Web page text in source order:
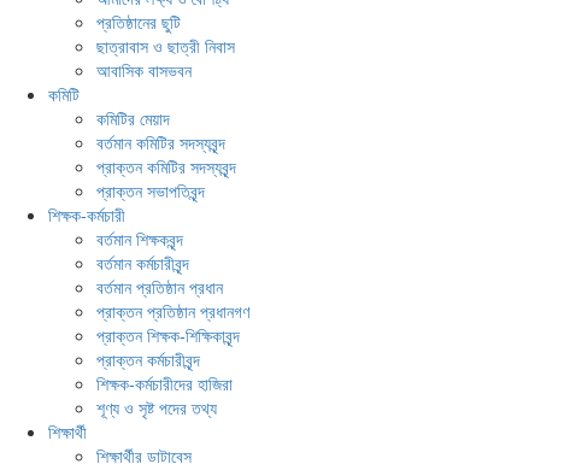
প্রতিষ্ঠানের ছুটি
ছাত্রাবাস ও ছাত্রী নিবাস
আবাসিক বাসভবন
কমিটি
কমিটির মেয়াদ
বর্তমান কমিটির সদস্যবৃন্দ
প্রাক্তন কমিটির সদস্যবৃন্দ
প্রাক্তন সভাপতিবৃন্দ
শিক্ষক-কর্মচারী
বর্তমান শিক্ষকবৃন্দ
বর্তমান কর্মচারীবৃন্দ
বর্তমান প্রতিষ্ঠান প্রধান
প্রাক্তন প্রতিষ্ঠান প্রধানগণ
প্রাক্তন শিক্ষক-শিক্ষিকাবৃন্দ
প্রাক্তন কর্মচারীবৃন্দ
শিক্ষক-কর্মচারীদের হাজিরা
শূণ্য ও সৃষ্ট পদের তথ্য
শিক্ষার্থী
শিক্ষার্থীর ডাটাবেস